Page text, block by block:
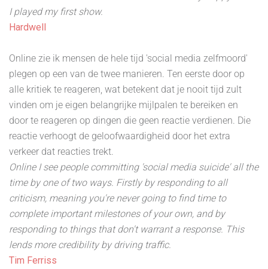
I played my first show.
Hardwell
Online zie ik mensen de hele tijd 'social media zelfmoord'
plegen op een van de twee manieren. Ten eerste door op
alle kritiek te reageren, wat betekent dat je nooit tijd zult
vinden om je eigen belangrijke mijlpalen te bereiken en
door te reageren op dingen die geen reactie verdienen. Die
reactie verhoogt de geloofwaardigheid door het extra
verkeer dat reacties trekt.
Online I see people committing 'social media suicide' all the
time by one of two ways. Firstly by responding to all
criticism, meaning you're never going to find time to
complete important milestones of your own, and by
responding to things that don't warrant a response. This
lends more credibility by driving traffic.
Tim Ferriss